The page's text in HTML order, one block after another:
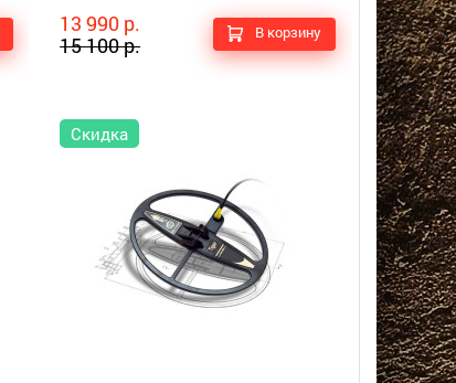
13 990 р.
15 100 р.
В корзину
Скидка